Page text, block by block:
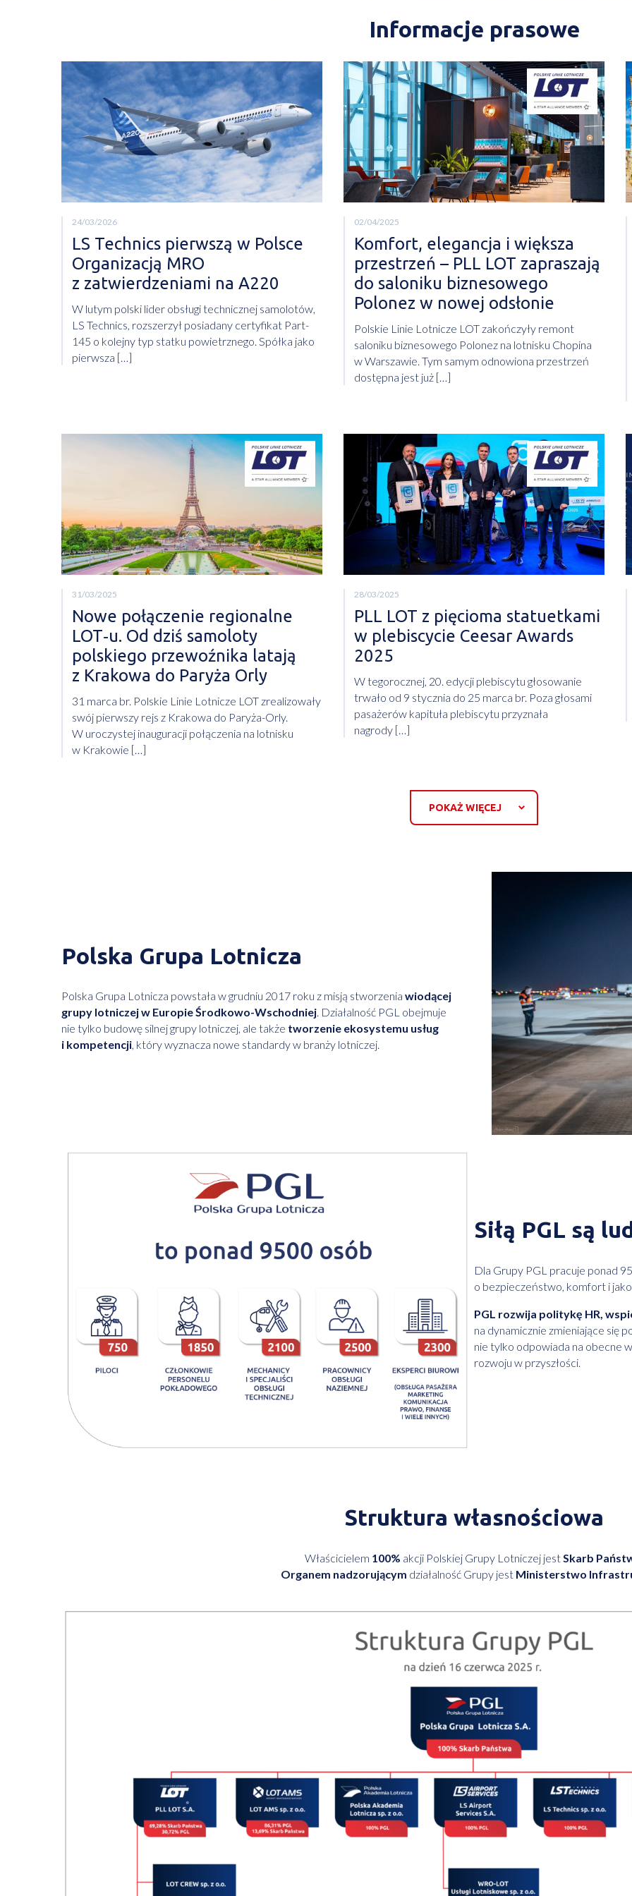
Informacje prasowe
24/03/2026
LS Technics pierwszą w Polsce
Organizacją MRO
z zatwierdzeniami na A220
W lutym polski lider obsługi technicznej samolotów,
LS Technics, rozszerzył posiadany certyfikat Part-
145 o kolejny typ statku powietrznego. Spółka jako
pierwsza […]
02/04/2025
Komfort, elegancja i większa
przestrzeń – PLL LOT zapraszają
do saloniku biznesowego
Polonez w nowej odsłonie
Polskie Linie Lotnicze LOT zakończyły remont
saloniku biznesowego Polonez na lotnisku Chopina
w Warszawie. Tym samym odnowiona przestrzeń
dostępna jest już […]
31/03/2025
Nowe połączenie regionalne
LOT‑u. Od dziś samoloty
polskiego przewoźnika latają
z Krakowa do Paryża Orly
31 marca br. Polskie Linie Lotnicze LOT zrealizowały
swój pierwszy rejs z Krakowa do Paryża-Orly.
W uroczystej inauguracji połączenia na lotnisku
w Krakowie […]
28/03/2025
PLL LOT z pięcioma statuetkami
w plebiscycie Ceesar Awards
2025
W tegorocznej, 20. edycji plebiscytu głosowanie
trwało od 9 stycznia do 25 marca br. Poza głosami
pasażerów kapituła plebiscytu przyznała
nagrody […]
POKAŻ WIĘCEJ
Polska Grupa Lotnicza
Polska Grupa Lotnicza powstała w grudniu 2017 roku z misją stworzenia wiodącej
grupy lotniczej w Europie Środkowo-Wschodniej. Działalność PGL obejmuje
nie tylko budowę silnej grupy lotniczej, ale także tworzenie ekosystemu usług
i kompetencji, który wyznacza nowe standardy w branży lotniczej.
Siłą PGL są
Dla Grupy PGL pracuje ponad
o bezpieczeństwo, komfort i
PGL rozwija politykę HR,
na dynamicznie zmieniające się
nie tylko odpowiada na obecne
rozwoju w przyszłości.
Struktura własnościowa
Właścicielem 100% akcji Polskiej Grupy Lotniczej jestSkarb
Organem nadzorującym działalność Grupy jest Ministerstwo